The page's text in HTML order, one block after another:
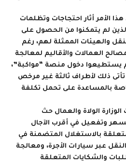
الأمر أثار احتجاجات وتظلمات
لم يتمكنوا من الحصول على
والهيئات الممثلة لهم، رغم
العمالات والأقاليم لمعالجة
يستطيعوا دخول منصة “مواكبة”،
ذلك لأطراف ثالثة غير مرخص
بالمساعدة على تحمل تكلفة
الولاة والعمال حث
وتفعيل في أقرب الآجال
بالاستغلال المتضمنة في
عبر سيارات الأجرة، ومعالجة
والشكايات المتعلقة